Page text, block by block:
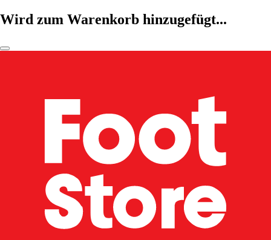
Wird zum Warenkorb hinzugefügt...